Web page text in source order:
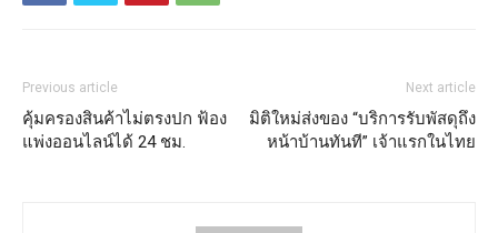
Previous article
คุ้มครองสินค้าไม่ตรงปก ฟ้อง
แพ่งออนไลน์ได้ 24 ชม.
Next article
มิติใหม่ส่งของ “บริการรับพัสดุถึง
หน้าบ้านทันที” เจ้าแรกในไทย